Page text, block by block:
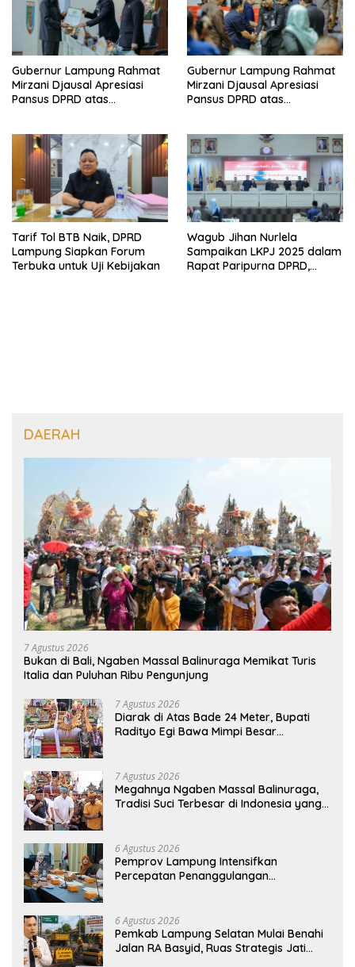
Gubernur Lampung Rahmat
Mirzani Djausal Apresiasi
Pansus DPRD atas
Rapat Paripurna DPRD
Lampung
Gubernur Lampung Rahmat
Mirzani Djausal Apresiasi
Pansus DPRD atas
Rapat Paripurna DPRD
Lampung
Tarif Tol BTB Naik, DPRD
Lampung Siapkan Forum
Terbuka untuk Uji Kebijakan
Wagub Jihan Nurlela
Sampaikan LKPJ 2025 dalam
Rapat Paripurna DPRD,
DAERAH
7 Agustus 2026
Bukan di Bali, Ngaben Massal Balinuraga Memikat Turis
Italia dan Puluhan Ribu Pengunjung
7 Agustus 2026
Diarak di Atas Bade 24 Meter, Bupati
Radityo Egi Bawa Mimpi Besar
7 Agustus 2026
Megahnya Ngaben Massal Balinuraga,
Tradisi Suci Terbesar di Indonesia yang
6 Agustus 2026
Pemprov Lampung Intensifkan
Percepatan Penanggulangan
6 Agustus 2026
Pemkab Lampung Selatan Mulai Benahi
Jalan RA Basyid, Ruas Strategis Jati